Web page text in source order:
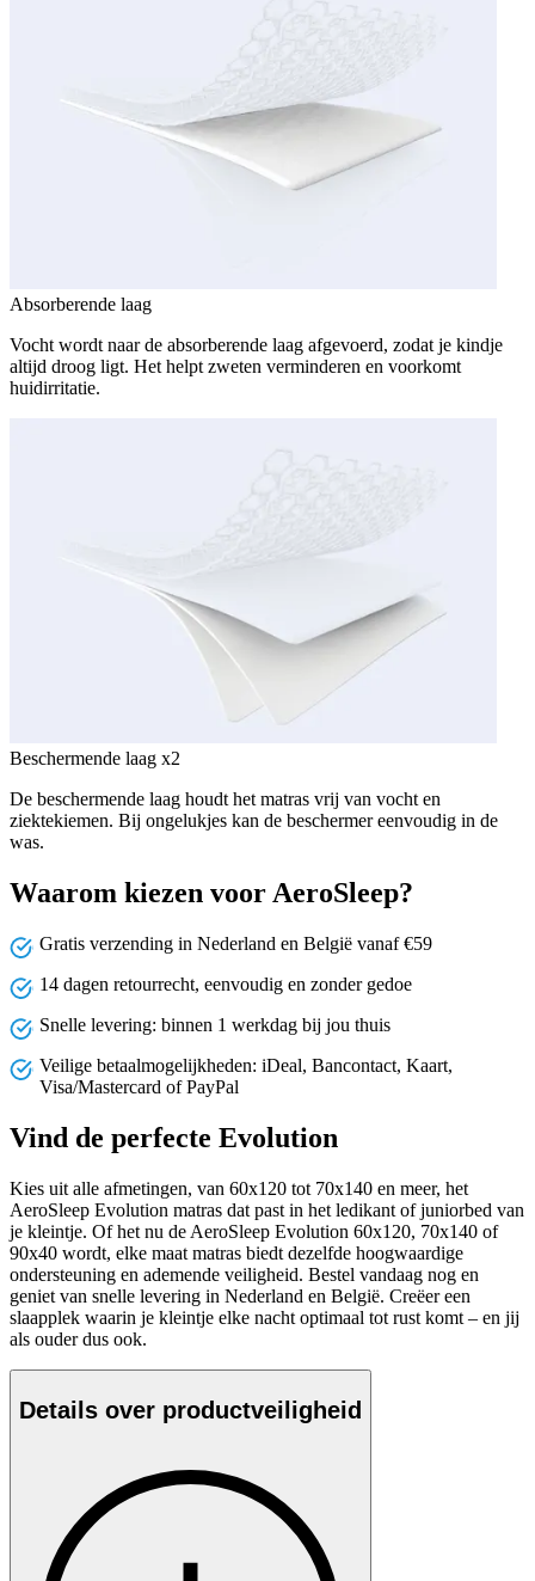
Absorberende laag
Vocht wordt naar de absorberende laag afgevoerd, zodat je kindje
altijd droog ligt. Het helpt zweten verminderen en voorkomt
huidirritatie.
Beschermende laag x2
De beschermende laag houdt het matras vrij van vocht en
ziektekiemen. Bij ongelukjes kan de beschermer eenvoudig in de
was.
Waarom kiezen voor AeroSleep?
Gratis verzending in Nederland en België vanaf €59
14 dagen retourrecht, eenvoudig en zonder gedoe
Snelle levering: binnen 1 werkdag bij jou thuis
Veilige betaalmogelijkheden: iDeal, Bancontact, Kaart,
Visa/Mastercard of PayPal
Vind de perfecte Evolution
Kies uit alle afmetingen, van 60x120 tot 70x140 en meer, het
AeroSleep Evolution matras dat past in het ledikant of juniorbed van
je kleintje. Of het nu de AeroSleep Evolution 60x120, 70x140 of
90x40 wordt, elke maat matras biedt dezelfde hoogwaardige
ondersteuning en ademende veiligheid. Bestel vandaag nog en
geniet van snelle levering in Nederland en België. Creëer een
slaapplek waarin je kleintje elke nacht optimaal tot rust komt – en jij
als ouder dus ook.
Details over productveiligheid